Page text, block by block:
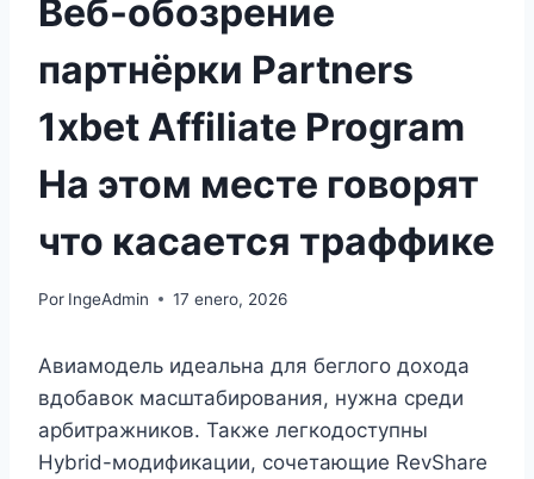
Веб-обозрение
партнёрки Partners
1xbet Affiliate Program
На этом месте говорят
что касается траффике
Por IngeAdmin 17 enero, 2026
Авиамодель идеальна для беглого дохода
вдобавок масштабирования, нужна среди
арбитражников. Также легкодоступны
Hybrid-модификации, сочетающие RevShare